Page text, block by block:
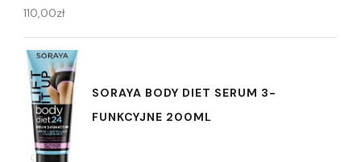
110,00zł
SORAYA BODY DIET SERUM 3-
FUNKCYJNE 200ML